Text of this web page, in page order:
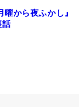
から夜ふかし』
話